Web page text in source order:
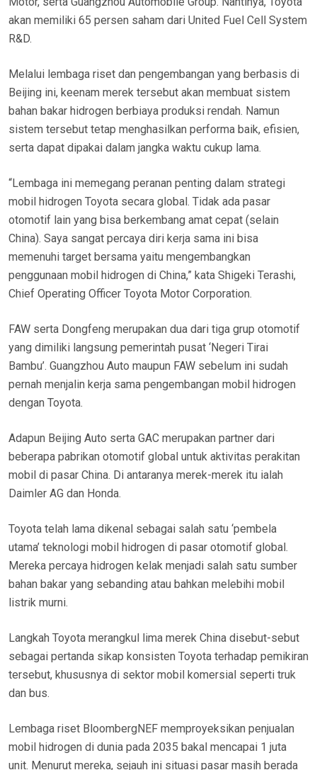
akan memiliki 65 persen saham dari United Fuel Cell System
R&D.
Melalui lembaga riset dan pengembangan yang berbasis di
Beijing ini, keenam merek tersebut akan membuat sistem
bahan bakar hidrogen berbiaya produksi rendah. Namun
sistem tersebut tetap menghasilkan performa baik, efisien,
serta dapat dipakai dalam jangka waktu cukup lama.
“Lembaga ini memegang peranan penting dalam strategi
mobil hidrogen Toyota secara global. Tidak ada pasar
otomotif lain yang bisa berkembang amat cepat (selain
China). Saya sangat percaya diri kerja sama ini bisa
memenuhi target bersama yaitu mengembangkan
penggunaan mobil hidrogen di China,” kata Shigeki Terashi,
Chief Operating Officer Toyota Motor Corporation.
FAW serta Dongfeng merupakan dua dari tiga grup otomotif
yang dimiliki langsung pemerintah pusat ‘Negeri Tirai
Bambu’. Guangzhou Auto maupun FAW sebelum ini sudah
pernah menjalin kerja sama pengembangan mobil hidrogen
dengan Toyota.
Adapun Beijing Auto serta GAC merupakan partner dari
beberapa pabrikan otomotif global untuk aktivitas perakitan
mobil di pasar China. Di antaranya merek-merek itu ialah
Daimler AG dan Honda.
Toyota telah lama dikenal sebagai salah satu ‘pembela
utama’ teknologi mobil hidrogen di pasar otomotif global.
Mereka percaya hidrogen kelak menjadi salah satu sumber
bahan bakar yang sebanding atau bahkan melebihi mobil
listrik murni.
Langkah Toyota merangkul lima merek China disebut-sebut
sebagai pertanda sikap konsisten Toyota terhadap pemikiran
tersebut, khususnya di sektor mobil komersial seperti truk
dan bus.
Lembaga riset BloombergNEF memproyeksikan penjualan
mobil hidrogen di dunia pada 2035 bakal mencapai 1 juta
unit. Menurut mereka, sejauh ini situasi pasar masih berada